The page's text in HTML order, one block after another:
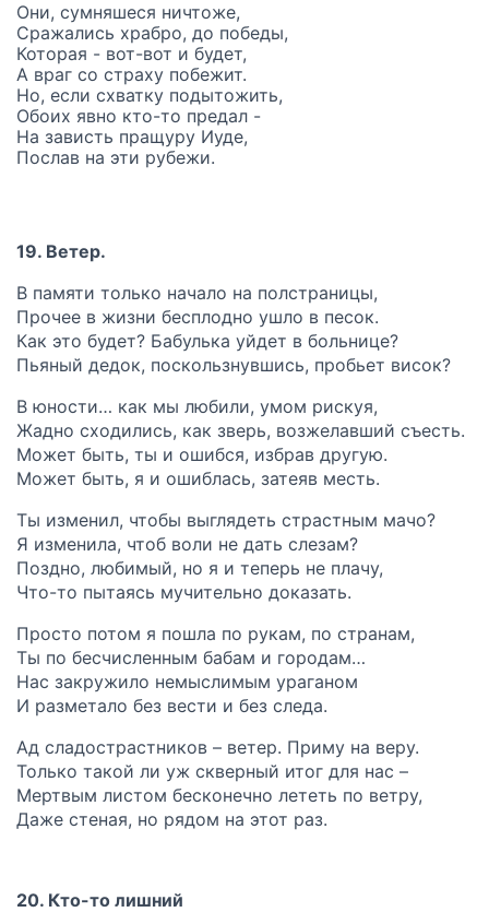
Они, сумняшеся ничтоже,
Сражались храбро, до победы,
Которая - вот-вот и будет,
А враг со страху побежит.
Но, если схватку подытожить,
Обоих явно кто-то предал -
На зависть пращуру Иуде,
Послав на эти рубежи.
19. Ветер.
В памяти только начало на полстраницы,
Прочее в жизни бесплодно ушло в песок.
Как это будет? Бабулька уйдет в больнице?
Пьяный дедок, поскользнувшись, пробьет висок?
В юности… как мы любили, умом рискуя,
Жадно сходились, как зверь, возжелавший съесть.
Может быть, ты и ошибся, избрав другую.
Может быть, я и ошиблась, затеяв месть.
Ты изменил, чтобы выглядеть страстным мачо?
Я изменила, чтоб воли не дать слезам?
Поздно, любимый, но я и теперь не плачу,
Что-то пытаясь мучительно доказать.
Просто потом я пошла по рукам, по странам,
Ты по бесчисленным бабам и городам…
Нас закружило немыслимым ураганом
И разметало без вести и без следа.
Ад сладострастников – ветер. Приму на веру.
Только такой ли уж скверный итог для нас –
Мертвым листом бесконечно лететь по ветру,
Даже стеная, но рядом на этот раз.
20. Кто-то лишний